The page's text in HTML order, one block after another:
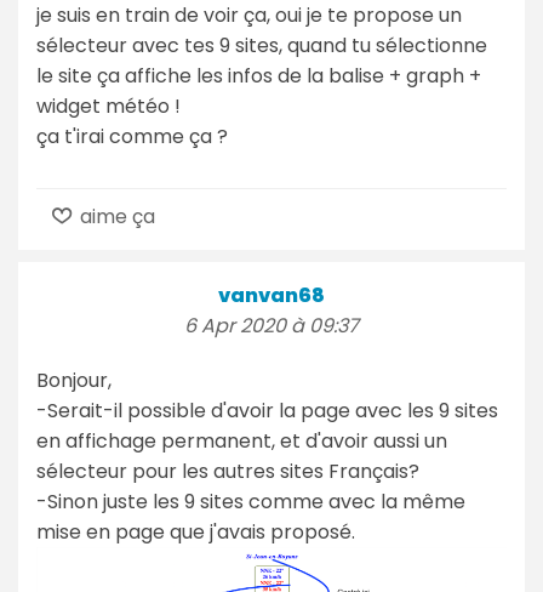
je suis en train de voir ça, oui je te propose un
sélecteur avec tes 9 sites, quand tu sélectionne
le site ça affiche les infos de la balise + graph +
widget météo !
ça t'irai comme ça ?
aime ça
vanvan68
6 Apr 2020 à 09:37
Bonjour,
-Serait-il possible d'avoir la page avec les 9 sites
en affichage permanent, et d'avoir aussi un
sélecteur pour les autres sites Français?
-Sinon juste les 9 sites comme avec la même
mise en page que j'avais proposé.